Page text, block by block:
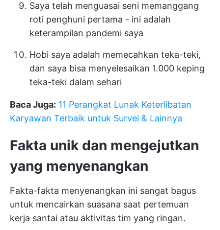
Saya telah menguasai seni memanggang
roti penghuni pertama - ini adalah
keterampilan pandemi saya
Hobi saya adalah memecahkan teka-teki,
dan saya bisa menyelesaikan 1.000 keping
teka-teki dalam sehari
Baca Juga: 11 Perangkat Lunak Keterlibatan
Karyawan Terbaik untuk Survei & Lainnya
Fakta unik dan mengejutkan
yang menyenangkan
Fakta-fakta menyenangkan ini sangat bagus
untuk mencairkan suasana saat pertemuan
kerja santai atau aktivitas tim yang ringan.